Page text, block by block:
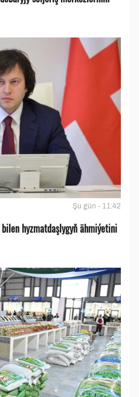
Şu gün - 11:42
hyzmatdaşlygyň ähmiýetini